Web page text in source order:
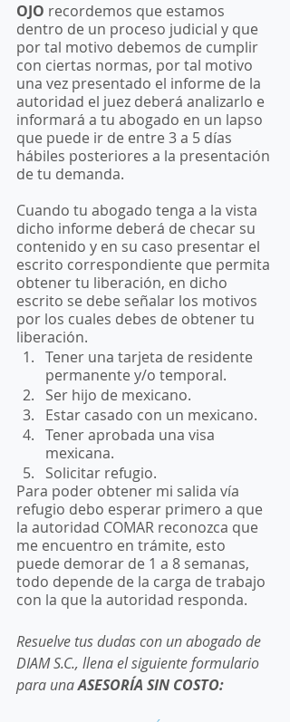
OJO recordemos que estamos
dentro de un proceso judicial y que
por tal motivo debemos de cumplir
con ciertas normas, por tal motivo
una vez presentado el informe de la
autoridad el juez deberá analizarlo e
informará a tu abogado en un lapso
que puede ir de entre 3 a 5 días
hábiles posteriores a la presentación
de tu demanda.
Cuando tu abogado tenga a la vista
dicho informe deberá de checar su
contenido y en su caso presentar el
escrito correspondiente que permita
obtener tu liberación, en dicho
escrito se debe señalar los motivos
por los cuales debes de obtener tu
liberación.
Tener una tarjeta de residente
permanente y/o temporal.
Ser hijo de mexicano.
Estar casado con un mexicano.
Tener aprobada una visa
mexicana.
Solicitar refugio.
Para poder obtener mi salida vía
refugio debo esperar primero a que
la autoridad COMAR reconozca que
me encuentro en trámite, esto
puede demorar de 1 a 8 semanas,
todo depende de la carga de trabajo
con la que la autoridad responda.
Resuelve tus dudas con un abogado de
DIAM S.C., llena el siguiente formulario
para una ASESORÍA SIN COSTO: